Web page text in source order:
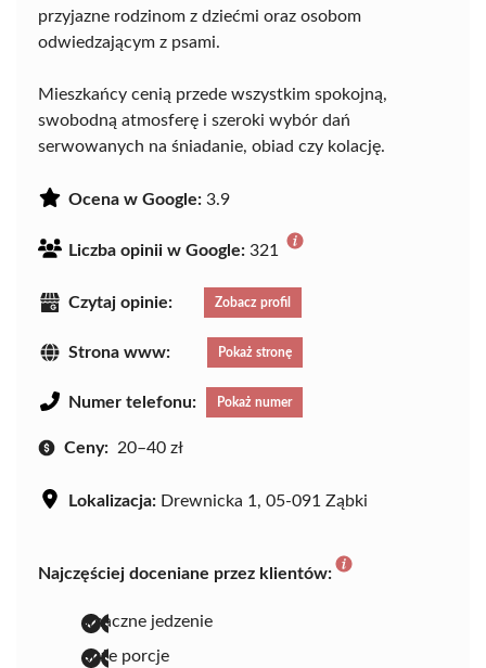
przyjazne rodzinom z dziećmi oraz osobom
odwiedzającym z psami.
Mieszkańcy cenią przede wszystkim spokojną,
swobodną atmosferę i szeroki wybór dań
serwowanych na śniadanie, obiad czy kolację.
Ocena w Google: 3.9
Liczba opinii w Google: 321
Czytaj opinie: Zobacz profil
Strona www: Pokaż stronę
Numer telefonu: Pokaż numer
Ceny: 20–40 zł
Lokalizacja: Drewnicka 1, 05-091 Ząbki
Najczęściej doceniane przez klientów:
smaczne jedzenie
duże porcje